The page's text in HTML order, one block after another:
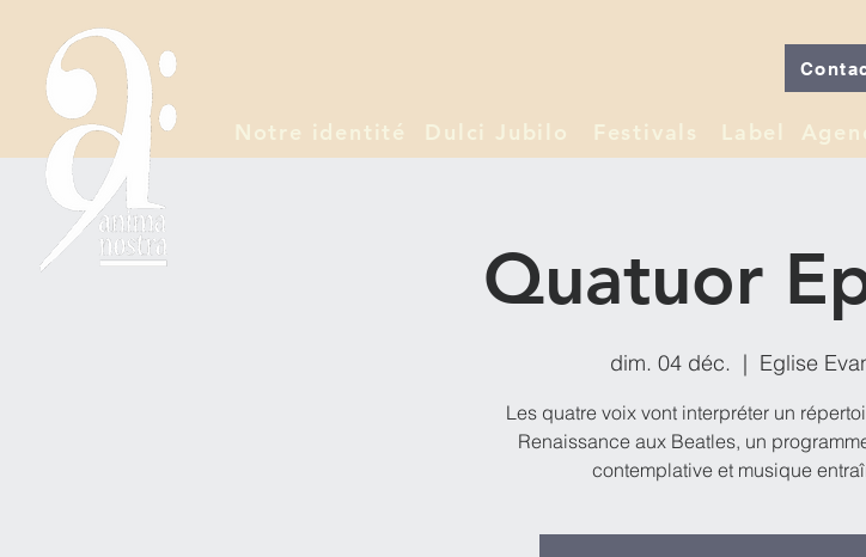
Notre identité Dulci Jubilo Festivals Label
Quatuor
dim. 04 déc.
  |
Eglise
Les quatre voix vont interpréter un
Renaissance aux Beatles, un
contemplative et musique